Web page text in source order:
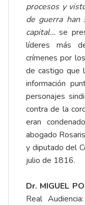
procesos y
de guerra han
capital…se
líderes más
crímenes por
de castigo que
información
personajes
contra de la
eran
abogado
y diputado del
julio de 1816.
Dr. MIGUEL
Real